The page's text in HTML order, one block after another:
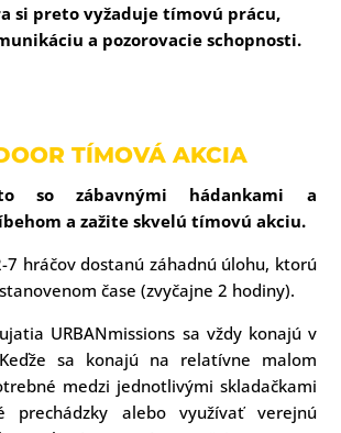
si preto vyžaduje tímovú prácu,
a pozorovacie schopnosti.
TÍMOVÁ AKCIA
so zábavnými hádankami a
a zažite skvelú tímovú akciu.
7 hráčov dostanú záhadnú úlohu, ktorú
čase (zvyčajne 2 hodiny).
URBANmissions sa vždy konajú v
sa konajú na relatívne malom
medzi jednotlivými skladačkami
prechádzky alebo využívať verejnú